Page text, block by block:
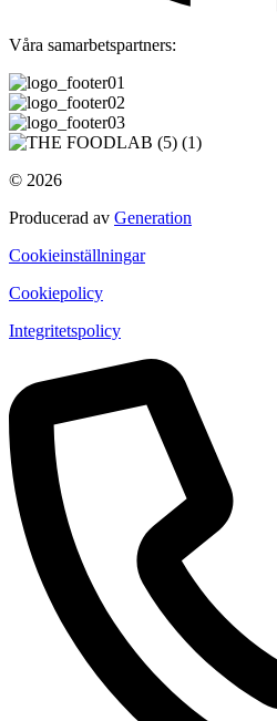
Våra samarbetspartners:
© 2026
Producerad av Generation
Cookieinställningar
Cookiepolicy
Integritetspolicy